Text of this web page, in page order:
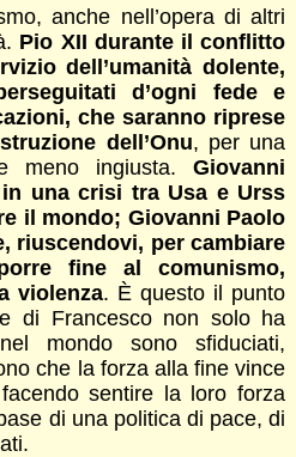
anche nell’opera di altri
Pio XII durante il conflitto
dell’umanità dolente,
d’ogni fede e
che saranno riprese
dell’Onu, per una
meno ingiusta.Giovanni
una crisi tra Usa e Urss
il mondo; Giovanni Paolo
riuscendovi, per cambiare
fine al comunismo,
violenza. È questo il punto
di Francesco non solo ha
mondo sono sfiduciati,
che la forza alla fine vince
sentire la loro forza
di una politica di pace, di